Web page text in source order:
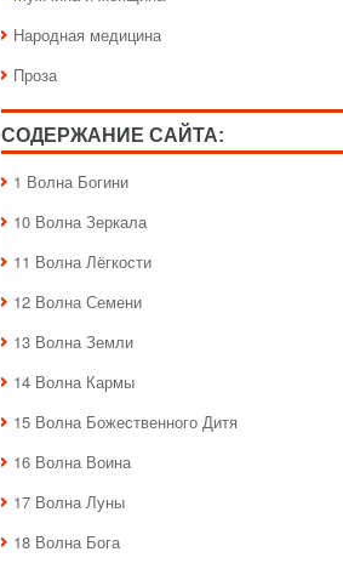
Народная медицина
Проза
СОДЕРЖАНИЕ САЙТА:
1 Волна Богини
10 Волна Зеркала
11 Волна Лёгкости
12 Волна Семени
13 Волна Земли
14 Волна Кармы
15 Волна Божественного Дитя
16 Волна Воина
17 Волна Луны
18 Волна Бога